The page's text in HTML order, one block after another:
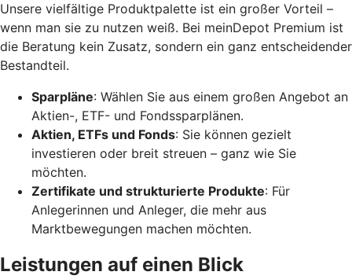
Unsere vielfältige Produktpalette ist ein großer Vorteil –
wenn man sie zu nutzen weiß. Bei meinDepot Premium ist
die Beratung kein Zusatz, sondern ein ganz entscheidender
Bestandteil.
Sparpläne: Wählen Sie aus einem großen Angebot an
Aktien-, ETF- und Fondssparplänen.
Aktien, ETFs und Fonds: Sie können gezielt
investieren oder breit streuen – ganz wie Sie
möchten.
Zertifikate und strukturierte Produkte: Für
Anlegerinnen und Anleger, die mehr aus
Marktbewegungen machen möchten.
Leistungen auf einen Blick